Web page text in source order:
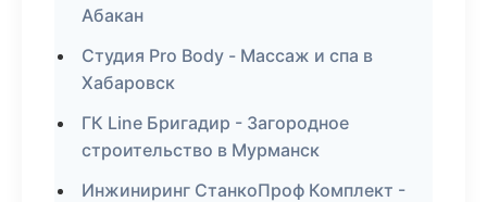
Абакан
Студия Pro Body - Массаж и спа в
Хабаровск
ГК Line Бригадир - Загородное
строительство в Мурманск
Инжиниринг СтанкоПроф Комплект -